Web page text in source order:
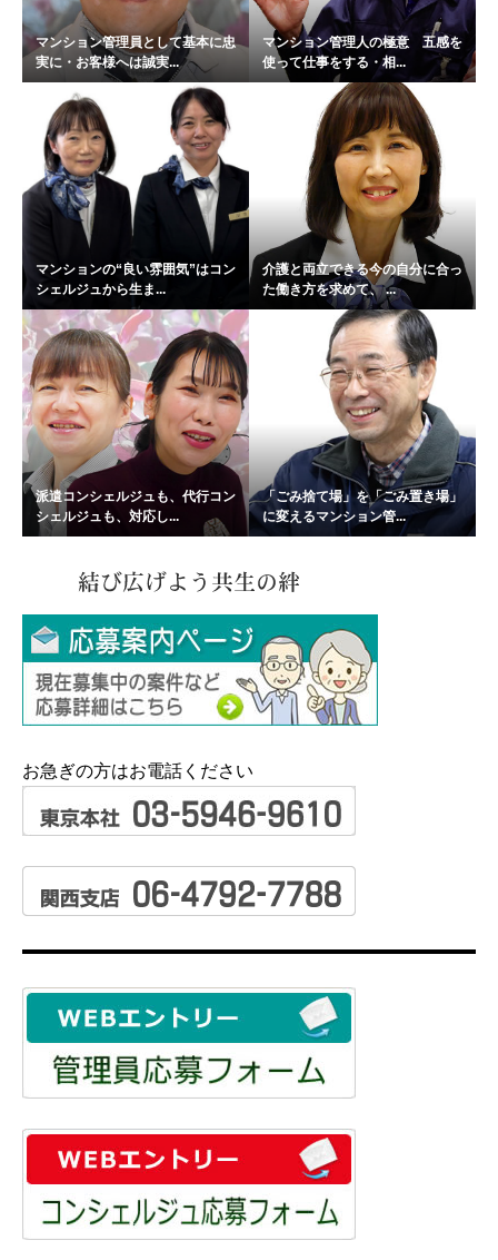
マンション管理員として基本に忠
実に・お客様へは誠実...
マンション管理人の極意 五感を
使って仕事をする・相...
マンションの“良い雰囲気”はコン
シェルジュから生ま...
介護と両立できる今の自分に合っ
た働き方を求めて、 ...
派遣コンシェルジュも、代行コン
シェルジュも、対応し...
「ごみ捨て場」を「ごみ置き場」
に変えるマンション管...
お急ぎの方はお電話ください